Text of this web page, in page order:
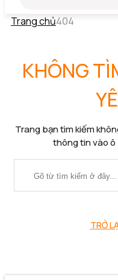
Trang chủ404
KHÔNG
Trang bạn tìm kiếm
thông tin vào ô
TRỞ